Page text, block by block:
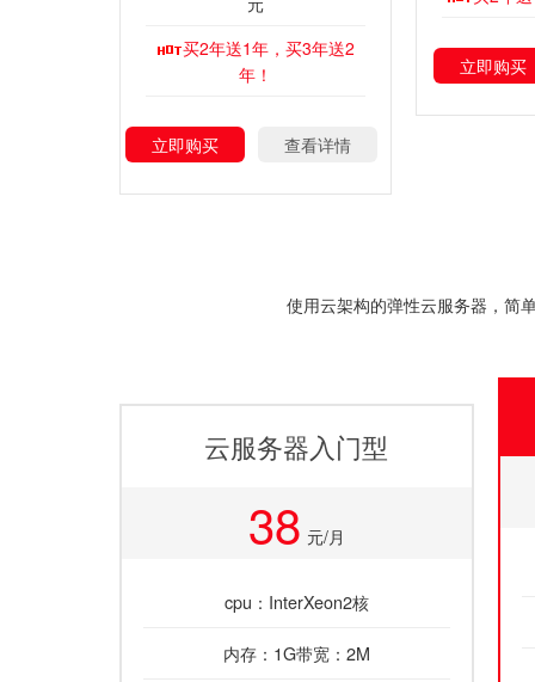
买2年送1年，买3年送2
年！
立即购买 查看详情
立即购买
使用云架构的弹性云服务器，简
云服务器入门型
38 元/月
cpu：InterXeon2核
内存：1G带宽：2M